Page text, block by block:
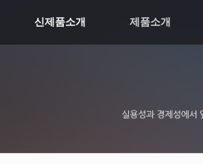
제품소개
신제품소개